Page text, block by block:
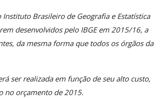
Brasileiro de Geografia e Estatística
desenvolvidos pelo IBGE em 2015/16, a
da mesma forma que todos os órgãos da
ser realizada em função de seu alto custo,
no orçamento de 2015.
Mais De Mil Procedimentos
Realizados No Primeiro
Semestre Mostram A
Comunicacao 28 jul, 2026